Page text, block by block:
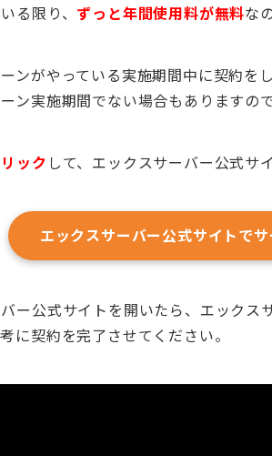
る限り、 ずっと年間使用料が無料な
ンがやっている実施期間中に契約を
ン実施期間でない場合もありますの
ック して、エックスサーバー公式サ
エックスサーバー公式サイトで
公式サイトを開いたら、エックス
に契約を完了させてください。